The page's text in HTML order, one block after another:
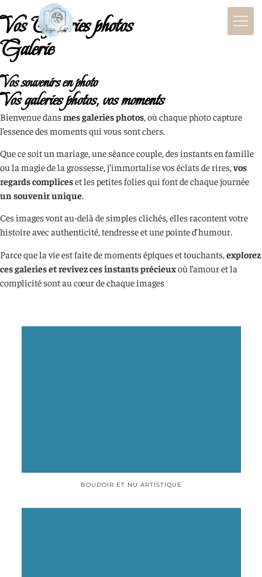
Vos Galeries photos
Galerie
Vos souvenirs en photo
Vos galeries photos, vos moments
Bienvenue dansmes galeries photos , où chaque photo capture
l’essence des moments qui vous sont chers.
Que ce soit un mariage, une séance couple, des instants en famille
ou la magie de la grossesse, j’immortalise vos éclats de rires,vos
regards compliceset les petites folies qui font de chaque journée
un souvenir unique
Ces images vont au-delà de simples clichés, elles racontent votre
histoire avec authenticité, tendresse et une pointe d’humour.
Parce que la vie est faite de moments épiques et touchants, explorez
ces galeries et revivez ces instants précieuxoù l’amour et la
complicité sont au cœur de chaque images
BOUDOIR ET NU ARTISTIQUE